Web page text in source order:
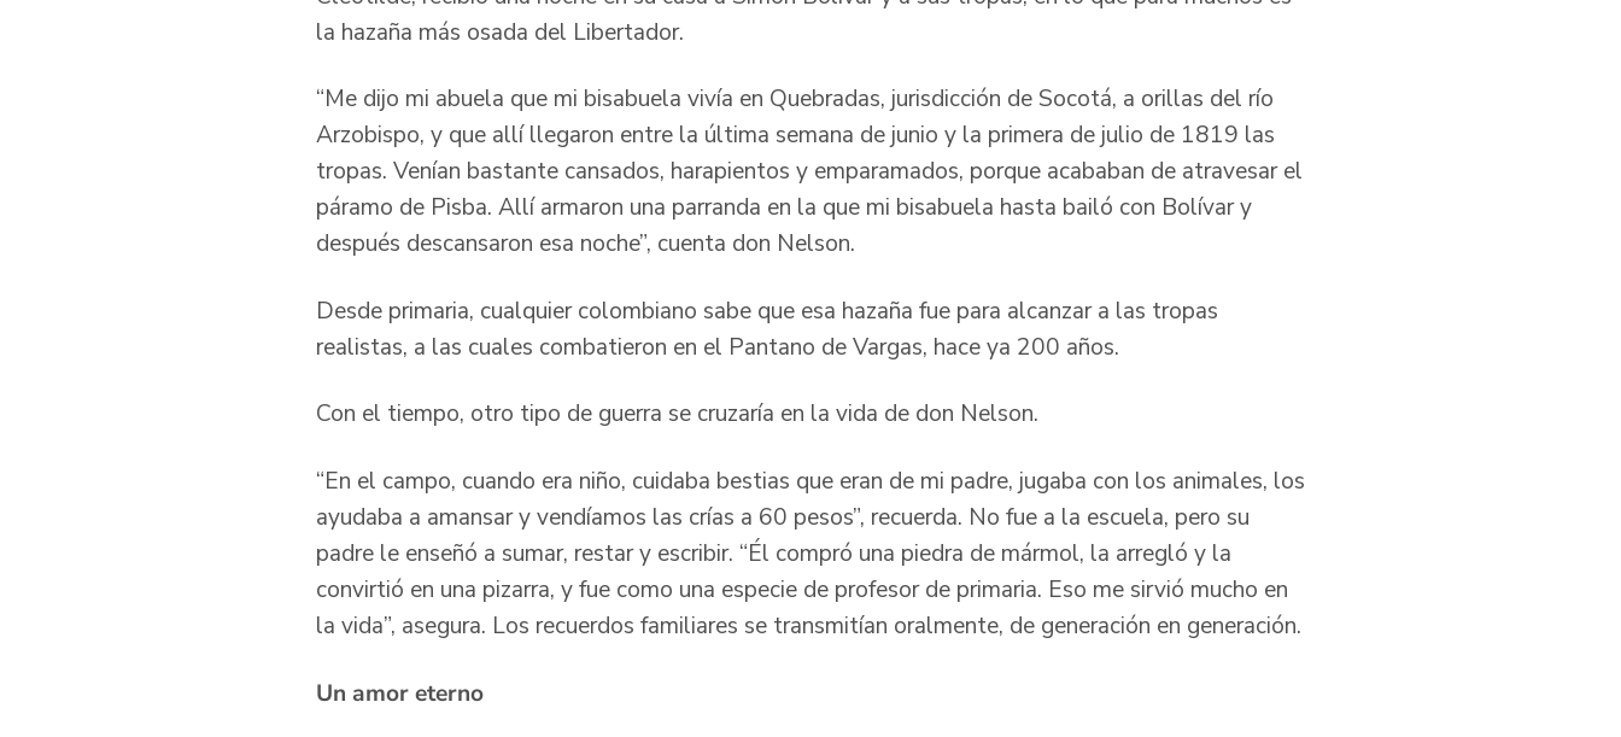
la hazaña más osada del Libertador.
“Me dijo mi abuela que mi bisabuela vivía en Quebradas, jurisdicción de Socotá, a orillas del río
Arzobispo, y que allí llegaron entre la última semana de junio y la primera de julio de 1819 las
tropas. Venían bastante cansados, harapientos y emparamados, porque acababan de atravesar el
páramo de Pisba. Allí armaron una parranda en la que mi bisabuela hasta bailó con Bolívar y
después descansaron esa noche”, cuenta don Nelson.
Desde primaria, cualquier colombiano sabe que esa hazaña fue para alcanzar a las tropas
realistas, a las cuales combatieron en el Pantano de Vargas, hace ya 200 años.
Con el tiempo, otro tipo de guerra se cruzaría en la vida de don Nelson.
“En el campo, cuando era niño, cuidaba bestias que eran de mi padre, jugaba con los animales, los
ayudaba a amansar y vendíamos las crías a 60 pesos”, recuerda. No fue a la escuela, pero su
padre le enseñó a sumar, restar y escribir. “Él compró una piedra de mármol, la arregló y la
convirtió en una pizarra, y fue como una especie de profesor de primaria. Eso me sirvió mucho en
la vida”, asegura. Los recuerdos familiares se transmitían oralmente, de generación en generación.
Un amor eterno